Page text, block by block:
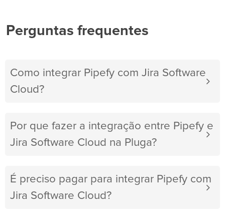
Perguntas frequentes
Como integrar Pipefy com Jira Software
Cloud?
Por que fazer a integração entre Pipefy e
Jira Software Cloud na Pluga?
É preciso pagar para integrar Pipefy com
Jira Software Cloud?